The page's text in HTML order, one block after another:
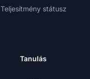
Teljesítmény státusz
Tanulás